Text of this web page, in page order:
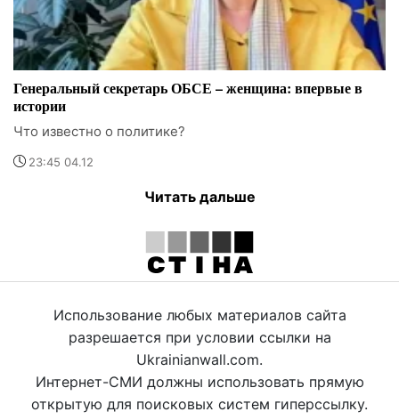
Генеральный секретарь ОБСЕ – женщина: впервые в
истории
Что известно о политике?
23:45 04.12
Читать дальше
Использование любых материалов сайта
разрешается при условии ссылки на
Ukrainianwall.com.
Интернет-СМИ должны использовать прямую
открытую для поисковых систем гиперссылку.